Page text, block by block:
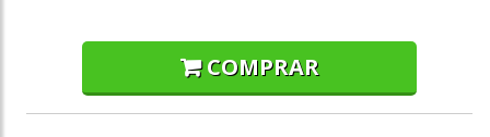
COMPRAR